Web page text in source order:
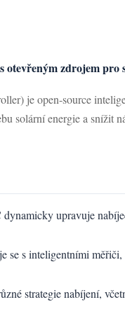
otevřeným zdrojem
je open-source
solární energie a snížit
upravuje
se s inteligentními
strategie nabíjení,